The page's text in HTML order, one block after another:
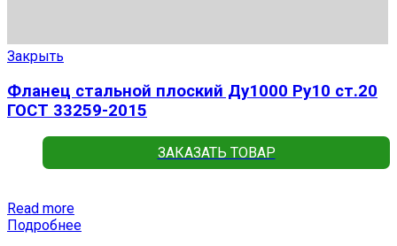
Закрыть
Фланец стальной плоский Ду1000 Ру10 ст.20
ГОСТ 33259-2015
ЗАКАЗАТЬ ТОВАР
Read more
Подробнее